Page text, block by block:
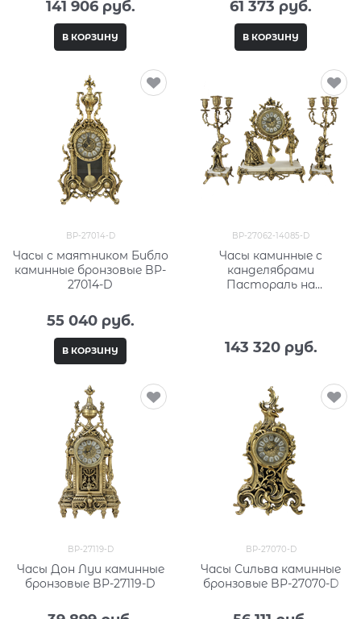
141 906 руб.
В КОРЗИНУ
61 373 руб.
В КОРЗИНУ
BP-27014-D
Часы с маятником Библо
каминные бронзовые BP-
27014-D
55 040 руб.
В КОРЗИНУ
BP-27062-14085-D
Часы каминные c
канделябрами
Пастораль на
143 320 руб.
BP-27119-D
Часы Дон Луи каминные
бронзовые BP-27119-D
BP-27070-D
Часы Сильва каминные
бронзовые BP-27070-D